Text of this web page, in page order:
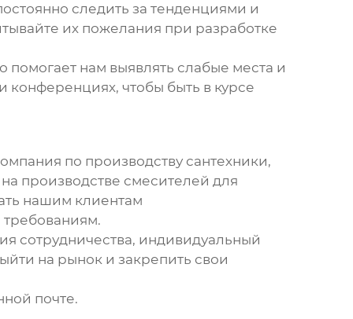
следить за тенденциями и
их пожелания при разработке
нам выявлять слабые места и
конференциях, чтобы быть в курсе
по производству сантехники,
производстве смесителей для
нашим клиентам
сотрудничества, индивидуальный
на рынок и закрепить свои
почте.